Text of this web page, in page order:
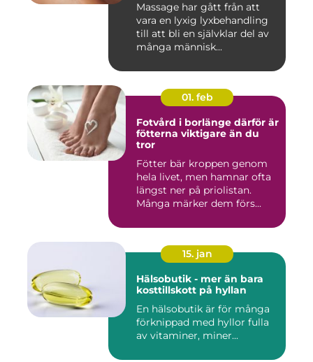
Massage har gått från att
vara en lyxig lyxbehandling
till att bli en självklar del av
många människ...
01. feb
Fotvård i borlänge därför är
fötterna viktigare än du
tror
Fötter bär kroppen genom
hela livet, men hamnar ofta
längst ner på priolistan.
Många märker dem förs...
15. jan
Hälsobutik - mer än bara
kosttillskott på hyllan
En hälsobutik är för många
förknippad med hyllor fulla
av vitaminer, miner...